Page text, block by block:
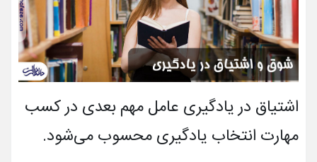
اشتیاق در یادگیری عامل مهم بعدی در کسب
مهارت انتخاب یادگیری محسوب می‌شود.